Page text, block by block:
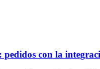
con la